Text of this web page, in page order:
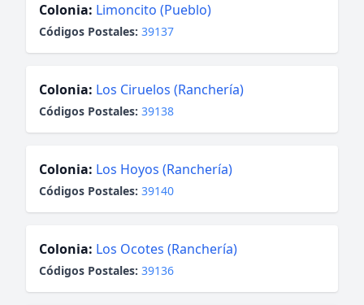
Colonia: Limoncito (Pueblo)
Códigos Postales: 39137
Colonia: Los Ciruelos (Ranchería)
Códigos Postales: 39138
Colonia: Los Hoyos (Ranchería)
Códigos Postales: 39140
Colonia: Los Ocotes (Ranchería)
Códigos Postales: 39136